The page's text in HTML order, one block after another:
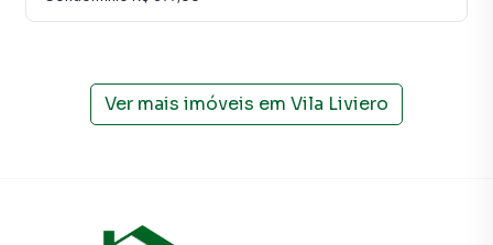
Ver mais imóveis em Vila Liviero